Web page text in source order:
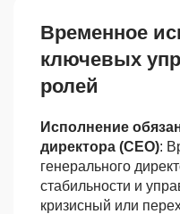
Временное
ключевых
ролей
Исполнение
директора (CEO):
генерального
стабильности и
кризисный или